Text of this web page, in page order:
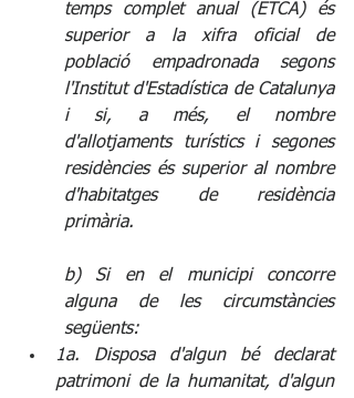
temps complet anual (ETCA) és
superior a la xifra oficial de
població empadronada segons
l'Institut d'Estadística de Catalunya
i si, a més, el nombre
d'allotjaments turístics i segones
residències és superior al nombre
d'habitatges de residència
primària.
b) Si en el municipi concorre
alguna de les circumstàncies
següents:
1a. Disposa d'algun bé declarat
patrimoni de la humanitat, d'algun